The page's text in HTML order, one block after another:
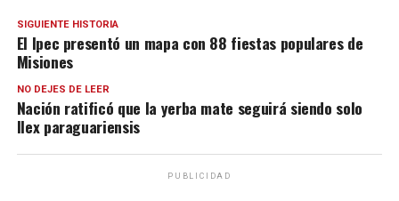
SIGUIENTE HISTORIA
El Ipec presentó un mapa con 88 fiestas populares de
Misiones
NO DEJES DE LEER
Nación ratificó que la yerba mate seguirá siendo solo
Ilex paraguariensis
PUBLICIDAD